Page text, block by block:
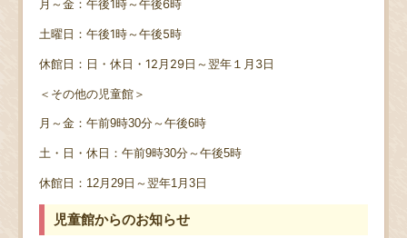
月～金：午後1時～午後6時
土曜日：午後1時～午後5時
休館日：日・休日・12月29日～翌年１月3日
＜その他の児童館＞
月～金：午前9時30分～午後6時
土・日・休日：午前9時30分～午後5時
休館日：12月29日～翌年1月3日
児童館からのお知らせ